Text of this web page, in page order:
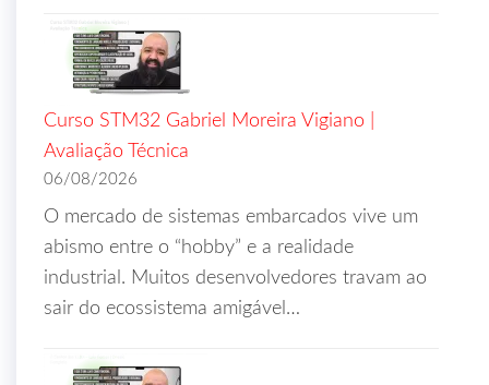
Curso STM32 Gabriel Moreira Vigiano |
Avaliação Técnica
06/08/2026
O mercado de sistemas embarcados vive um
abismo entre o “hobby” e a realidade
industrial. Muitos desenvolvedores travam ao
sair do ecossistema amigável…